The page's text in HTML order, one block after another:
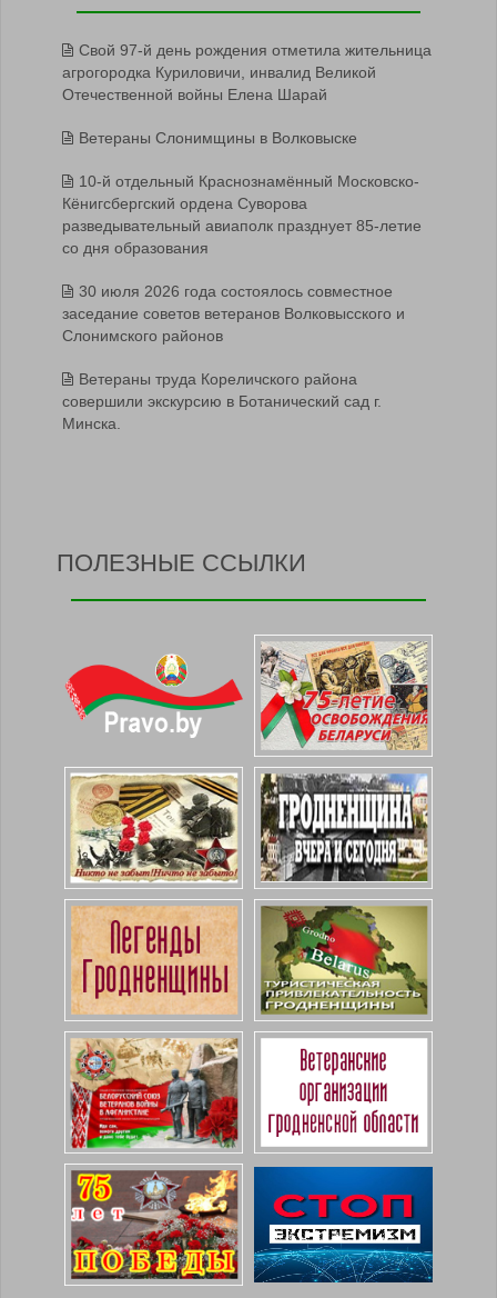
Свой 97-й день рождения отметила жительница
агрогородка Куриловичи, инвалид Великой
Отечественной войны Елена Шарай
Ветераны Слонимщины в Волковыске
10-й отдельный Краснознамённый Московско-
Кёнигсбергский ордена Суворова
разведывательный авиаполк празднует 85-летие
со дня образования
30 июля 2026 года состоялось совместное
заседание советов ветеранов Волковысского и
Слонимского районов
Ветераны труда Кореличского района
совершили экскурсию в Ботанический сад г.
Минска.
ПОЛЕЗНЫЕ ССЫЛКИ